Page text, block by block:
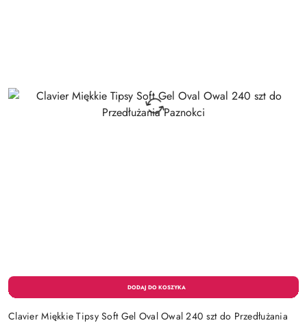
Clavier Miękkie Tipsy Soft Gel Oval Owal 240 szt do Przedłużania